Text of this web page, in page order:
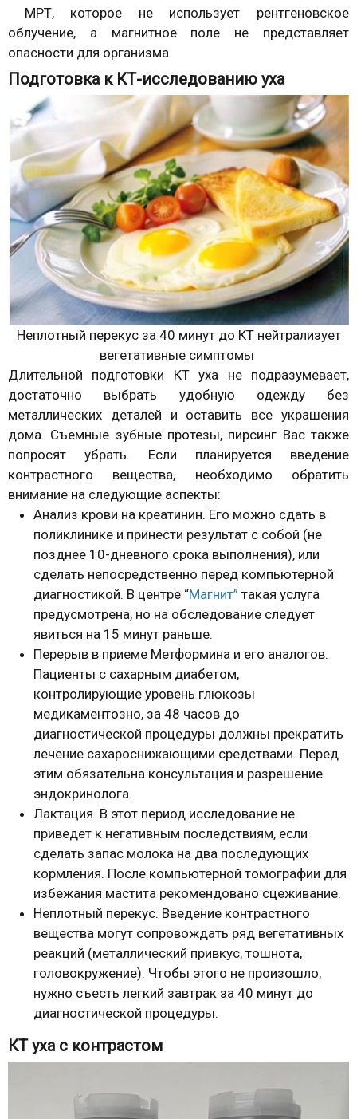
МРТ, которое не использует рентгеновское
облучение, а магнитное поле не представляет
опасности для организма.
Подготовка к КТ-исследованию уха
Неплотный перекус за 40 минут до КТ нейтрализует
вегетативные симптомы
Длительной подготовки КТ уха не подразумевает,
достаточно выбрать удобную одежду без
металлических деталей и оставить все украшения
дома. Съемные зубные протезы, пирсинг Вас также
попросят убрать. Если планируется введение
контрастного вещества, необходимо обратить
внимание на следующие аспекты:
Анализ крови на креатинин. Его можно сдать в
поликлинике и принести результат с собой (не
позднее 10-дневного срока выполнения), или
сделать непосредственно перед компьютерной
диагностикой. В центре “Магнит” такая услуга
предусмотрена, но на обследование следует
явиться на 15 минут раньше.
Перерыв в приеме Метформина и его аналогов.
Пациенты с сахарным диабетом,
контролирующие уровень глюкозы
медикаментозно, за 48 часов до
диагностической процедуры должны прекратить
лечение сахароснижающими средствами. Перед
этим обязательна консультация и разрешение
эндокринолога.
Лактация. В этот период исследование не
приведет к негативным последствиям, если
сделать запас молока на два последующих
кормления. После компьютерной томографии для
избежания мастита рекомендовано сцеживание.
Неплотный перекус. Введение контрастного
вещества могут сопровождать ряд вегетативных
реакций (металлический привкус, тошнота,
головокружение). Чтобы этого не произошло,
нужно съесть легкий завтрак за 40 минут до
диагностической процедуры.
КТ уха с контрастом